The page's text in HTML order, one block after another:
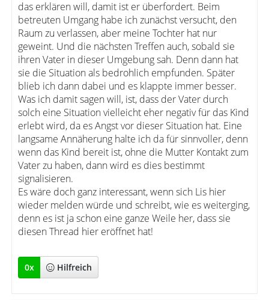
das erklären will, damit ist er überfordert. Beim
betreuten Umgang habe ich zunächst versucht, den
Raum zu verlassen, aber meine Tochter hat nur
geweint. Und die nächsten Treffen auch, sobald sie
ihren Vater in dieser Umgebung sah. Denn dann hat
sie die Situation als bedrohlich empfunden. Später
blieb ich dann dabei und es klappte immer besser.
Was ich damit sagen will, ist, dass der Vater durch
solch eine Situation vielleicht eher negativ für das Kind
erlebt wird, da es Angst vor dieser Situation hat. Eine
langsame Annäherung halte ich da für sinnvoller, denn
wenn das Kind bereit ist, ohne die Mutter Kontakt zum
Vater zu haben, dann wird es dies bestimmt
signalisieren.
Es wäre doch ganz interessant, wenn sich Lis hier
wieder melden würde und schreibt, wie es weiterging,
denn es ist ja schon eine ganze Weile her, dass sie
diesen Thread hier eröffnet hat!
0x Hilfreich